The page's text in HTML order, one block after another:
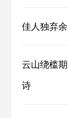
佳人独弃
云山绕槛
诗